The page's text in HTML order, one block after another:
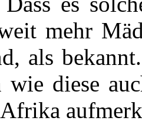
mehr
als
wie diese